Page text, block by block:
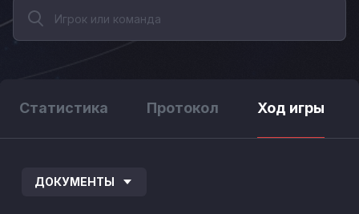
Статистика Протокол Ход игры
ДОКУМЕНТЫ